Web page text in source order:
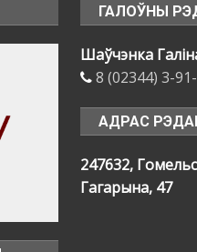
ГАЛОЎНЫ
Шаўчэнка
8 (02344) 3-
АДРАС
247632,
Гагарына, 47